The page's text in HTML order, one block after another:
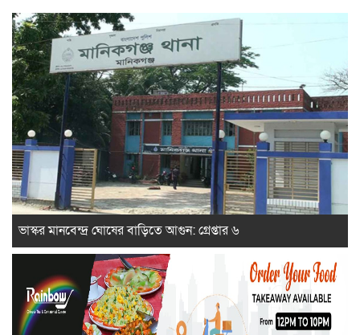
ভাস্কর মানবেন্দ্র ঘোষের বাড়িতে আগুন: গ্রেপ্তার ৬